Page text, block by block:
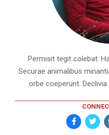
Permisit tegit colebat.
Securae animalibus
orbe coeperunt.